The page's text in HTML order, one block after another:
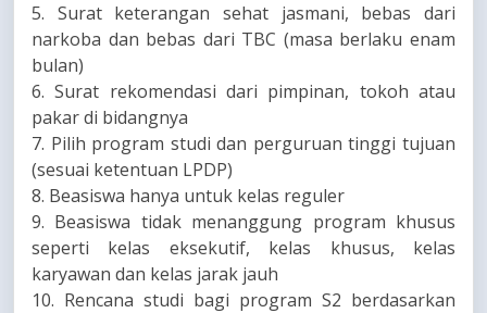
5. Surat keterangan sehat jasmani, bebas dari
narkoba dan bebas dari TBC (masa berlaku enam
bulan)
6. Surat rekomendasi dari pimpinan, tokoh atau
pakar di bidangnya
7. Pilih program studi dan perguruan tinggi tujuan
(sesuai ketentuan LPDP)
8. Beasiswa hanya untuk kelas reguler
9. Beasiswa tidak menanggung program khusus
seperti kelas eksekutif, kelas khusus, kelas
karyawan dan kelas jarak jauh
10. Rencana studi bagi program S2 berdasarkan